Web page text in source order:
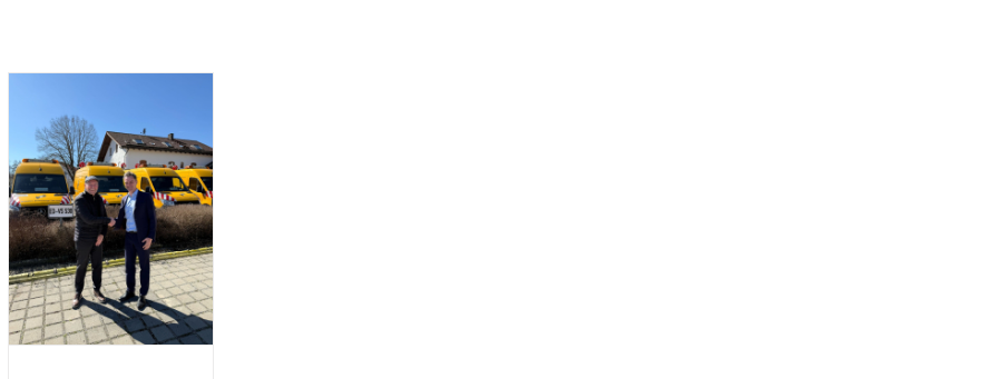
Caddenz (ex
Caupamat / Groupe
LT) renforce son
implantation en
l’acquisition de VSS
Tous les dossiers
de presse publiés